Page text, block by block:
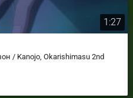
1:27
/ Kanojo, Okarishimasu 2nd